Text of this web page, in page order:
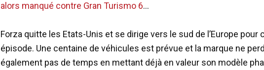
alors manqué contre Gran Turismo 6…
Forza quitte les Etats-Unis et se dirige vers le sud de l’Europe pour
épisode. Une centaine de véhicules est prévue et la marque ne
également pas de temps en mettant déjà en valeur son modèle